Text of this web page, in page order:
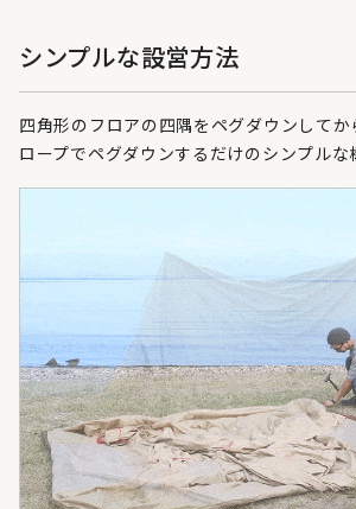
シンプルな設営方法
四角形のフロアの四隅をペグダウンして
ロープでペグダウンするだけのシンプルな